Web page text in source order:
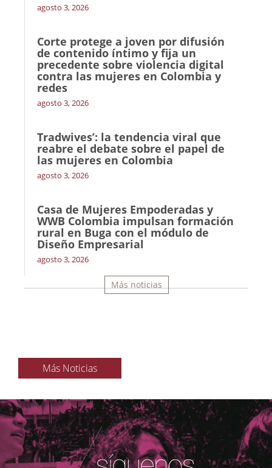
agosto 3, 2026
Corte protege a joven por difusión
de contenido íntimo y fija un
precedente sobre violencia digital
contra las mujeres en Colombia y
redes
agosto 3, 2026
Tradwives’: la tendencia viral que
reabre el debate sobre el papel de
las mujeres en Colombia
agosto 3, 2026
Casa de Mujeres Empoderadas y
WWB Colombia impulsan formación
rural en Buga con el módulo de
Diseño Empresarial
agosto 3, 2026
Más noticias
Más Noticias